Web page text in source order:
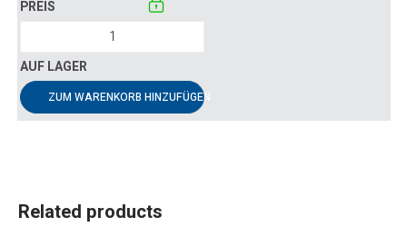
ZUM WARENKORB HINZUFÜGEN
Related products